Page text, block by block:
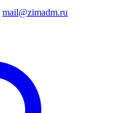
mail@zimadm.ru